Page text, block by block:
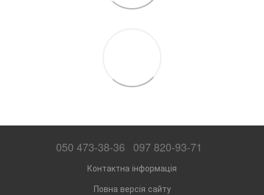
050 473-38-36 097 820-93-71
Контактна інформація
Повна версія сайту